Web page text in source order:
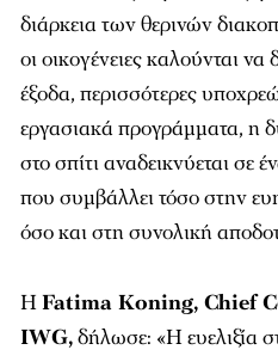
διάρκεια των θερινών
οι οικογένειες καλούνται
έξοδα, περισσότερες
εργασιακά προγράμματα, η
στο σπίτι αναδεικνύεται σε
που συμβάλλει τόσο στην
όσο και στη συνολική
ΗFatima Koning, Chief
IWG,δήλωσε: «Η ευελιξία